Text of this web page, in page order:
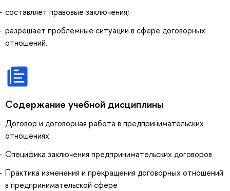
составляет правовые заключения;
разрешает проблемные ситуации в сфере договорных
отношений.
Содержание учебной дисциплины
Договор и договорная работа в предпринимательских
отношениях
Специфика заключения предпринимательских договоров
Практика изменения и прекращения договорных отношений
в предпринимательской сфере